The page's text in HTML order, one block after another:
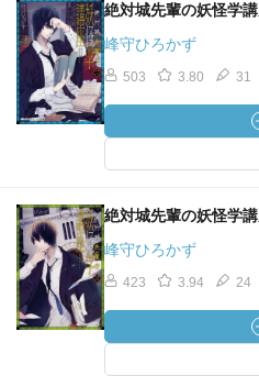
絶対城先輩の妖怪学
峰守ひろかず
503 3.80 31
絶対城先輩の妖怪学
峰守ひろかず
423 3.94 24